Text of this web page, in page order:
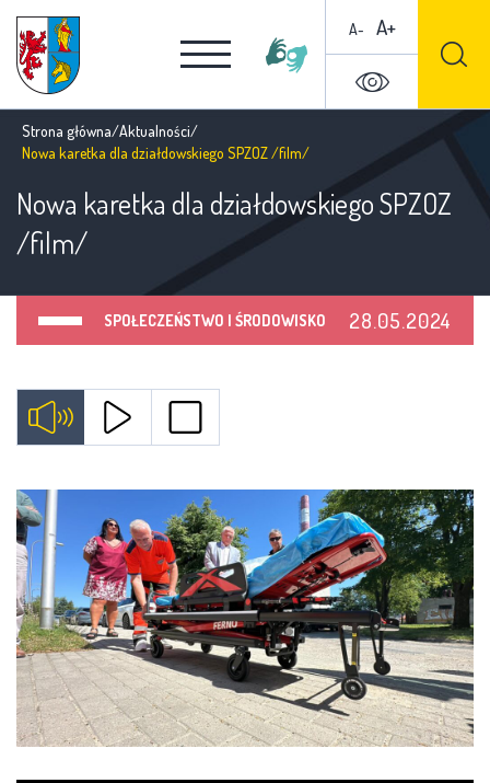
A- A+
Strona główna/Aktualności/
Nowa karetka dla działdowskiego SPZOZ /film/
Nowa karetka dla działdowskiego SPZOZ
/film/
SPOŁECZEŃSTWO I ŚRODOWISKO 28.05.2024